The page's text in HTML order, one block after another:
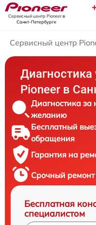
Сервисный центр Pioneerв
Санкт-Петербурге
Сервисный центр
Диагностика
Pioneer в
Диагностика за
желанию
Бесплатный
обращения
Гарантия на
Срочный ремонт
Бесплатная
специалистом